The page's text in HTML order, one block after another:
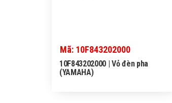
Mã: 10F843202000
10F843202000 | Vỏ đèn pha
(YAMAHA)